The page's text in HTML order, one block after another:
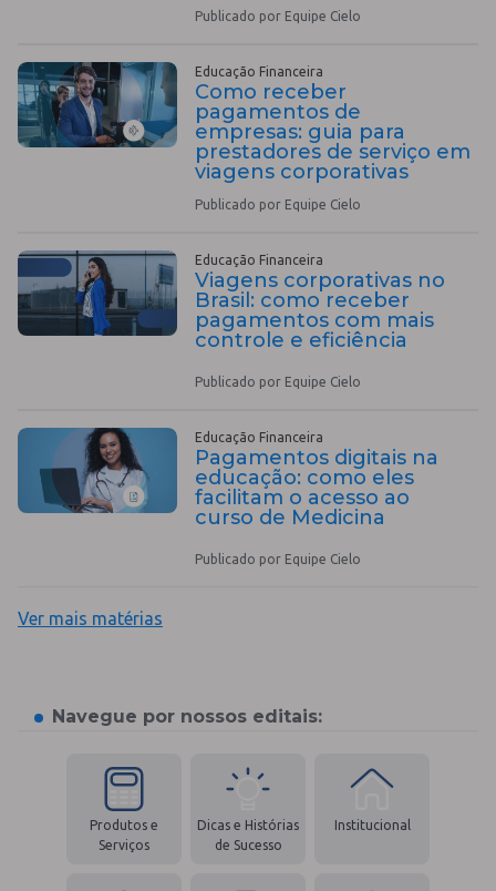
Publicado por Equipe Cielo
Educação Financeira
Como receber
pagamentos de
empresas: guia para
prestadores de serviço em
viagens corporativas
Publicado por Equipe Cielo
Educação Financeira
Viagens corporativas no
Brasil: como receber
pagamentos com mais
controle e eficiência
Publicado por Equipe Cielo
Educação Financeira
Pagamentos digitais na
educação: como eles
facilitam o acesso ao
curso de Medicina
Publicado por Equipe Cielo
Ver mais matérias
Navegue por nossos editais:
Produtos e
Serviços
Dicas e Histórias
de Sucesso
Institucional